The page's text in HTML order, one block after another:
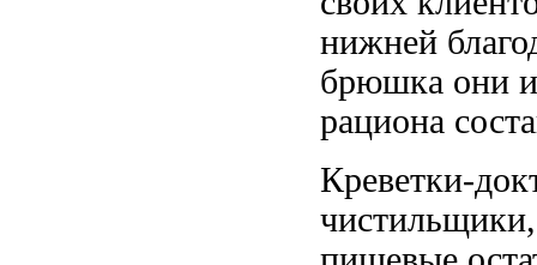
нижней
брюшка они
рациона
Креветки-